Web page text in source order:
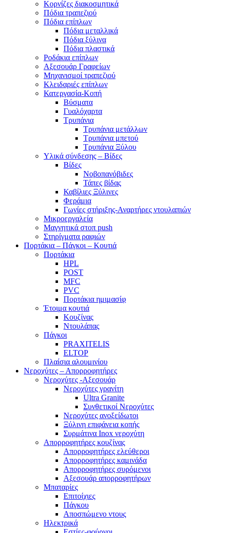
Κορνίζες διακοσμητικά
Πόδια τραπεζιού
Πόδια επίπλων
Πόδια μεταλλικά
Πόδια ξύλινα
Πόδια πλαστικά
Ροδάκια επίπλων
Αξεσουάρ Γραφείων
Μηχανισμοί τραπεζιού
Κλειδαριές επίπλων
Κατεργασία-Κοπή
Βύσματα
Γυαλόχαρτα
Τρυπάνια
Τρυπάνια μετάλλων
Τρυπάνια μπετού
Τρυπάνια Ξύλου
Υλικά σύνδεσης – Βίδες
Βίδες
Νοβοπανόβιδες
Τάπες βίδας
Καβίλιες Ξύλινες
Φεράμια
Γωνίες στήριξης-Αναρτήρες ντουλαπιών
Μικροεργαλεία
Μαγνητικά στοπ push
Στηρίγματα ραφιών
Πορτάκια – Πάγκοι – Κουτιά
Πορτάκια
HPL
POST
MFC
PVC
Πορτάκια ημιμασίφ
Έτοιμα κουτιά
Κουζίνας
Ντουλάπας
Πάγκοι
PRAXITELIS
ELTOP
Πλαίσια αλουμινίου
Νεροχύτες – Απορροφητήρες
Νεροχύτες -Αξεσουάρ
Νεροχύτες γρανίτη
Ultra Granite
Συνθετικοί Νεροχύτες
Νεροχύτες ανοξείδωτοι
Ξύλινη επιφάνεια κοπής
Συρμάτινα Inox νεροχύτη
Απορροφητήρες κουζίνας
Απορροφητήρες ελεύθεροι
Απορροφητήρες καμινάδα
Απορροφητήρες συρόμενοι
Αξεσουάρ απορροφητήρων
Μπαταρίες
Επιτοίχιες
Πάγκου
Αποσπώμενο ντους
Ηλεκτρικά